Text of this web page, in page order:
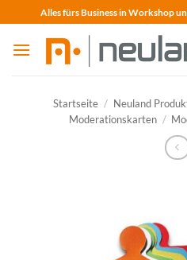
to
content
Alles fürs Business in Workshop
Startseite / Neuland
Moderationskarten /